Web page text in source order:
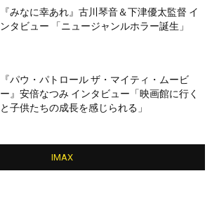
『みなに幸あれ』古川琴音＆下津優太監督 イ
ンタビュー 「ニュージャンルホラー誕生」
『パウ・パトロール ザ・マイティ・ムービ
ー』安倍なつみ インタビュー「映画館に行く
と子供たちの成長を感じられる」
IMAX